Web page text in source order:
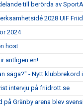
till berörda av
2028 UIF
2024
höst
äntligen en!
säga?" - Nytt klubbrekord
intervju på friidrott.se
på Gränby arena blev